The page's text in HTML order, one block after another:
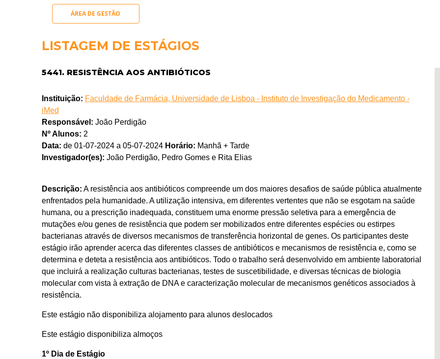
ÁREA DE GESTÃO
LISTAGEM DE ESTÁGIOS
5441. RESISTÊNCIA AOS ANTIBIÓTICOS
Instituição: Faculdade de Farmácia, Universidade de Lisboa - Instituto de Investigação do Medicamento -
iMed
Responsável: João Perdigão
Nº Alunos: 2
Data: de 01-07-2024 a 05-07-2024 Horário: Manhã + Tarde
Investigador(es): João Perdigão, Pedro Gomes e Rita Elias
Descrição: A resistência aos antibióticos compreende um dos maiores desafios de saúde pública atualmente
enfrentados pela humanidade. A utilização intensiva, em diferentes vertentes que não se esgotam na saúde
humana, ou a prescrição inadequada, constituem uma enorme pressão seletiva para a emergência de
mutações e/ou genes de resistência que podem ser mobilizados entre diferentes espécies ou estirpes
bacterianas através de diversos mecanismos de transferência horizontal de genes. Os participantes deste
estágio irão aprender acerca das diferentes classes de antibióticos e mecanismos de resistência e, como se
determina e deteta a resistência aos antibióticos. Todo o trabalho será desenvolvido em ambiente laboratorial
que incluirá a realização culturas bacterianas, testes de suscetibilidade, e diversas técnicas de biologia
molecular com vista à extração de DNA e caracterização molecular de mecanismos genéticos associados à
resistência.
Este estágio não disponibiliza alojamento para alunos deslocados
Este estágio disponibiliza almoços
1º Dia de Estágio